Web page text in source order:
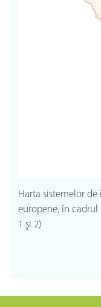
Harta sistemelor
europene, în cadrul
1 şi 2)